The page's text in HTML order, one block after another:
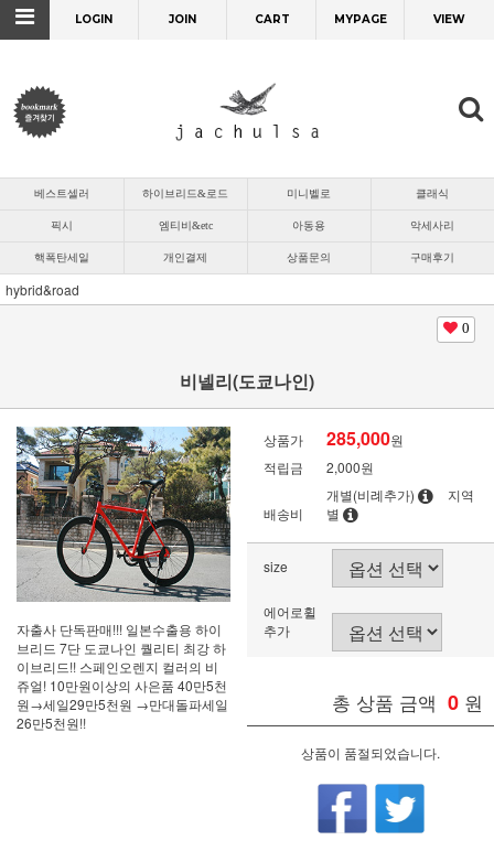
LOGIN JOIN CART MYPAGE VIEW
베스트셀러 하이브리드&로드 미니벨로 클래식
픽시 엠티비&etc 아동용 악세사리
핵폭탄세일 개인결제 상품문의 구매후기
hybrid&road
0
비넬리(도쿄나인)
자출사 단독판매!!! 일본수출용 하이
브리드 7단 도쿄나인 퀄리티 최강 하
이브리드!! 스페인오렌지 컬러의 비
쥬얼! 10만원이상의 사은품 40만5천
원→세일29만5천원 →만대돌파세일
26만5천원!!
상품가 285,000원
적립금
2,000원
배송비
개별(비례추가)
지역
별
size
에어로휠
추가
총 상품 금액 0 원
상품이 품절되었습니다.